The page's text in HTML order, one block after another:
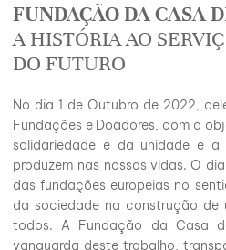
FUNDAÇÃO DA CASA
A HISTÓRIA AO
DO FUTURO
No dia 1 de Outubro de 2022,
Fundações e Doadores, com o
solidariedade e da unidade e a
produzem nas nossas vidas. O
das fundações europeias no
da sociedade na construção de
todos. A Fundação da Casa
vanguarda deste trabalho,